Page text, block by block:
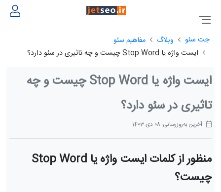
جت سئو وبلاگ
مفاهیم سئو
ایست واژه یا Stop Word چیست و چه تاثیری در سئو دارد؟
ایست واژه یا Stop Word چیست و چه
تاثیری در سئو دارد؟
آخرین به‌روزرسانی: 08 دی 1403
منظور از کلمات ایست واژه یا Stop Word
چیست؟